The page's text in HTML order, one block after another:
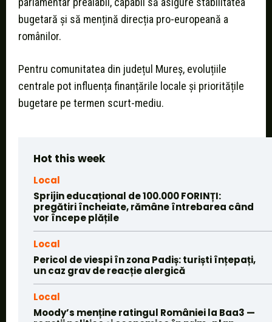
bugetară și să mențină direcția pro-europeană a
românilor.
Pentru comunitatea din județul Mureș, evoluțiile
centrale pot influența finanțările locale și prioritățile
bugetare pe termen scurt-mediu.
Hot this week
Local
Sprijin educațional de 100.000 FORINȚI:
pregătiri încheiate, rămâne întrebarea când
vor începe plățile
Local
Pericol de viespi în zona Padiș: turiști înțepați,
un caz grav de reacție alergică
Local
Moody’s menține ratingul României la Baa3 —